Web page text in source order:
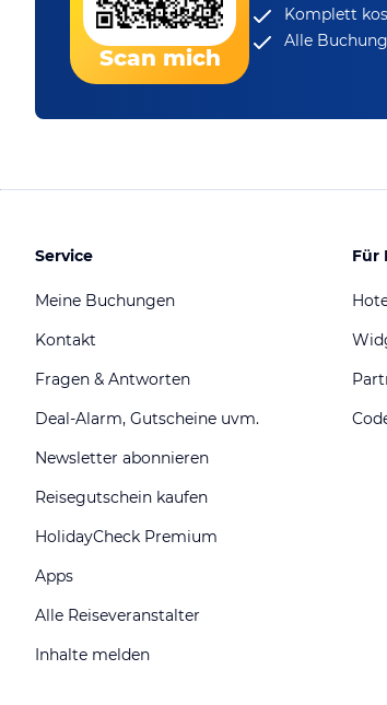
Scan mich
Komplett
Alle
Service
Meine Buchungen
Kontakt
Fragen & Antworten
Deal-Alarm, Gutscheine uvm.
Newsletter abonnieren
Reisegutschein kaufen
HolidayCheck Premium
Apps
Alle Reiseveranstalter
Inhalte melden
Für